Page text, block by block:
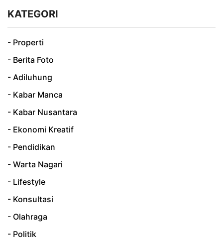
KATEGORI
- Properti
- Berita Foto
- Adiluhung
- Kabar Manca
- Kabar Nusantara
- Ekonomi Kreatif
- Pendidikan
- Warta Nagari
- Lifestyle
- Konsultasi
- Olahraga
- Politik